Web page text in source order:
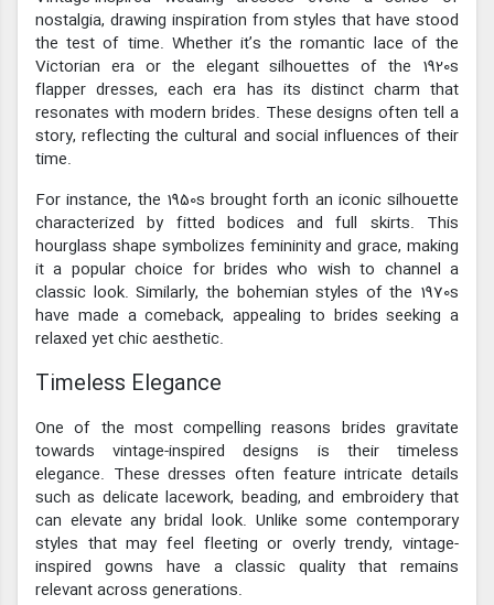
nostalgia, drawing inspiration from styles that have stood
the test of time. Whether it’s the romantic lace of the
Victorian era or the elegant silhouettes of the 1920s
flapper dresses, each era has its distinct charm that
resonates with modern brides. These designs often tell a
story, reflecting the cultural and social influences of their
time.
For instance, the 1950s brought forth an iconic silhouette
characterized by fitted bodices and full skirts. This
hourglass shape symbolizes femininity and grace, making
it a popular choice for brides who wish to channel a
classic look. Similarly, the bohemian styles of the 1970s
have made a comeback, appealing to brides seeking a
relaxed yet chic aesthetic.
Timeless Elegance
One of the most compelling reasons brides gravitate
towards vintage-inspired designs is their timeless
elegance. These dresses often feature intricate details
such as delicate lacework, beading, and embroidery that
can elevate any bridal look. Unlike some contemporary
styles that may feel fleeting or overly trendy, vintage-
inspired gowns have a classic quality that remains
relevant across generations.